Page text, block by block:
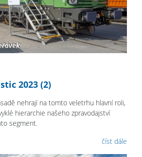
2023 (2)
nehrají na tomto veletrhu hlavní roli,
hierarchie našeho zpravodajství
segment.
číst dále